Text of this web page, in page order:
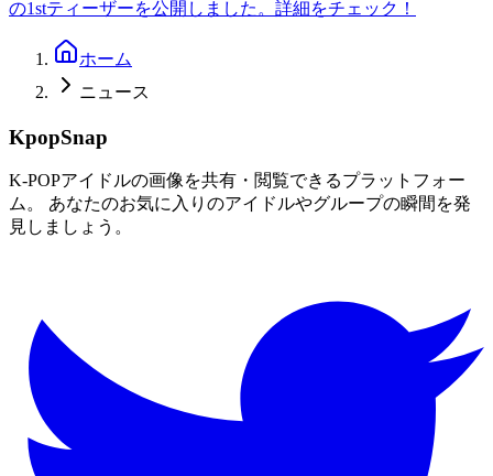
の1stティーザーを公開しました。詳細をチェック！
ホーム
ニュース
KpopSnap
K-POPアイドルの画像を共有・閲覧できるプラットフォー
ム。 あなたのお気に入りのアイドルやグループの瞬間を発
見しましょう。